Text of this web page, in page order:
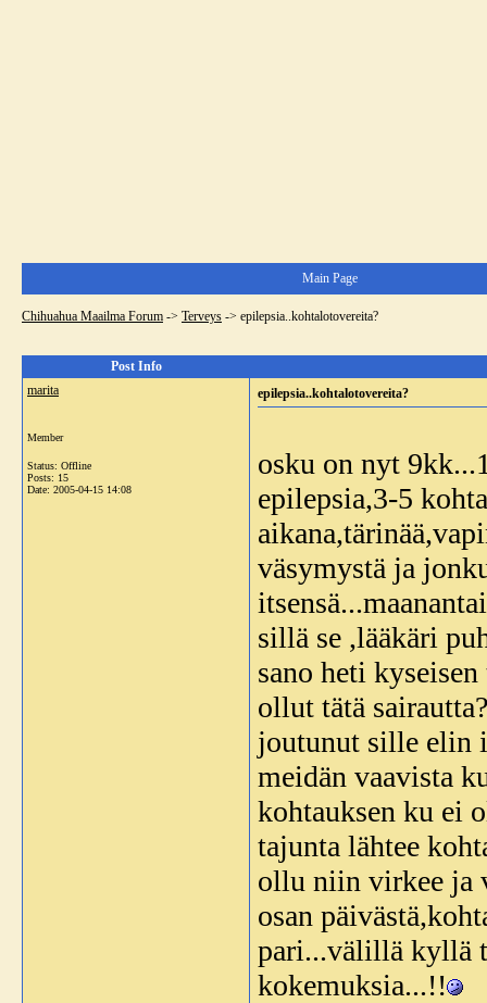
Main Page
Chihuahua Maailma Forum -> Terveys -> epilepsia..kohtalotovereita?
Post Info
marita
Member
Status: Offline
Posts: 15
Date: 2005-04-15 14:08
epilepsia..kohtalotovereita?
osku on nyt
epilepsia,3-5
väsymystä ja
sillä se ,lääkäri
sano heti
ollut tätä
joutunut sille elin
meidän vaavista
kohtauksen ku ei
tajunta lähtee
ollu niin virkee ja
osan
pari...välillä kyllä
kokemuksia...!!